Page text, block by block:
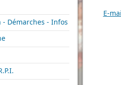
Démarches - Infos
E-